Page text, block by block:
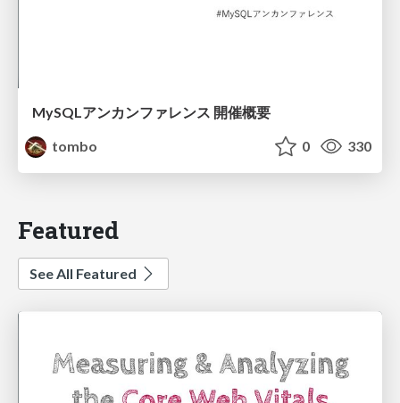
MySQLアンカンファレンス 開催概要
tombo
0 330
Featured
See All Featured